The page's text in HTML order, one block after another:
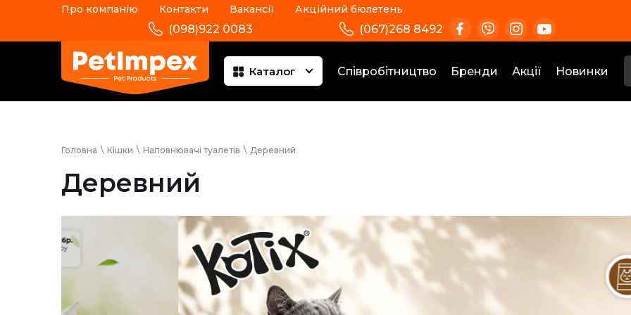
Про компанію Контакти Вакансії Акційний бюлетень
(098)922 0083 (067)268 8492
Каталог Співробітництво Бренди Акції Новинки
Головна \ Кішки \ Наповнювачі туалетів \ Деревний
Деревний